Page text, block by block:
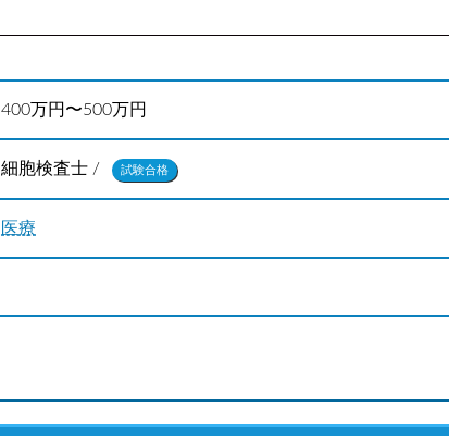
400万円〜500万円
細胞検査士 / 試験合格
医療